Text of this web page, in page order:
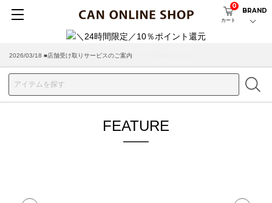
カート
0
BRAND
2026/08/04 ■8/13(木)AM2:00～サイトメンテナンス実施のお知らせ
2026/03/18 ■店舗受け取りサービスのご案内
FEATURE